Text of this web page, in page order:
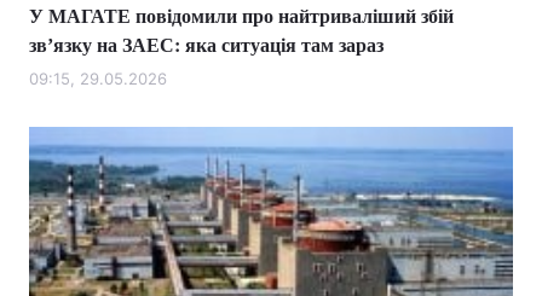
У МАГАТЕ повідомили про найтриваліший збій
звʼязку на ЗАЕС: яка ситуація там зараз
09:15, 29.05.2026